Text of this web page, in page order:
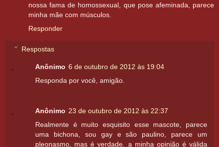
nossa fama de homossexual, que pose afeminada, parece
minha mãe com músculos.
Responder
Respostas
Anônimo 6 de outubro de 2012 às 19:04
Responda por você, amigão.
Anônimo 23 de outubro de 2012 às 22:37
Realmente é muito esquisito esse mascote, parece
uma bichona, sou gay e são paulino, parece um
pleonasmo, mas é verdade, a minha opinião é válida